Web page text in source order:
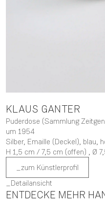
KLAUS GANTER
Puderdose (Sammlung
um 1954
Silber, Emaille (Deckel), blau,
H 1,5 cm / 7,5 cm (offen) , Ø
zum Künstlerprofil
Detailansicht
ENTDECKE MEHR